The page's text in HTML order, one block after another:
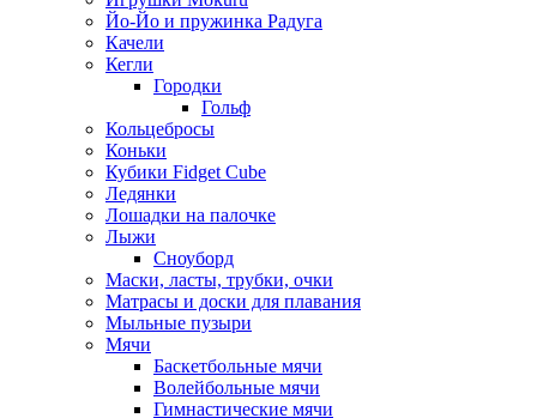
Йо-Йо и пружинка Радуга
Качели
Кегли
Городки
Гольф
Кольцебросы
Коньки
Кубики Fidget Cube
Ледянки
Лошадки на палочке
Лыжи
Сноуборд
Маски, ласты, трубки, очки
Матрасы и доски для плавания
Мыльные пузыри
Мячи
Баскетбольные мячи
Волейбольные мячи
Гимнастические мячи